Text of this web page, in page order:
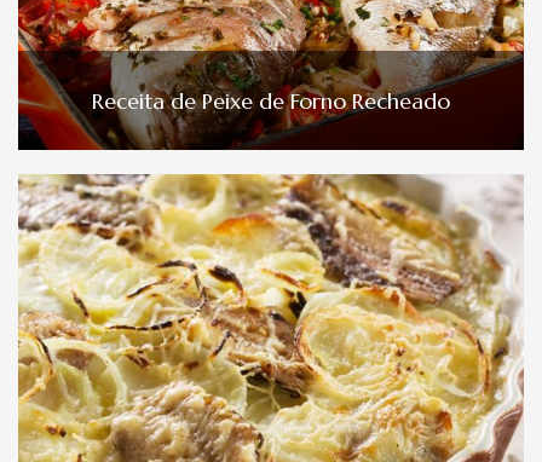
Receita de Peixe de Forno Recheado